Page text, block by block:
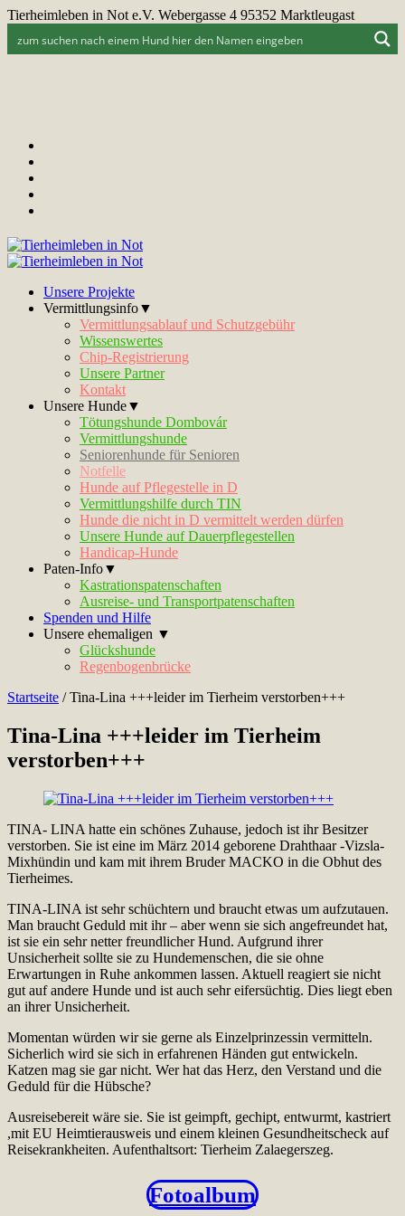
Tierheimleben in Not e.V. Webergasse 4 95352 Marktleugast
Unsere Projekte
Vermittlungsinfo▼
Vermittlungsablauf und Schutzgebühr
Wissenswertes
Chip-Registrierung
Unsere Partner
Kontakt
Unsere Hunde▼
Tötungshunde Dombovár
Vermittlungshunde
Seniorenhunde für Senioren
Notfelle
Hunde auf Pflegestelle in D
Vermittlungshilfe durch TIN
Hunde die nicht in D vermittelt werden dürfen
Unsere Hunde auf Dauerpflegestellen
Handicap-Hunde
Paten-Info▼
Kastrationspatenschaften
Ausreise- und Transportpatenschaften
Spenden und Hilfe
Unsere ehemaligen ▼
Glückshunde
Regenbogenbrücke
Startseite /Tina-Lina +++leider im Tierheim verstorben+++
Tina-Lina +++leider im Tierheim
verstorben+++
TINA- LINA hatte ein schönes Zuhause, jedoch ist ihr Besitzer
verstorben. Sie ist eine im März 2014 geborene Drahthaar -Vizsla-
Mixhündin und kam mit ihrem Bruder MACKO in die Obhut des
Tierheimes.
TINA-LINA ist sehr schüchtern und braucht etwas um aufzutauen.
Man braucht Geduld mit ihr – aber wenn sie sich angefreundet hat,
ist sie ein sehr netter freundlicher Hund. Aufgrund ihrer
Unsicherheit sollte sie zu Hundemenschen, die sie ohne
Erwartungen in Ruhe ankommen lassen. Aktuell reagiert sie nicht
gut auf andere Hunde und ist auch sehr eifersüchtig. Dies liegt eben
an ihrer Unsicherheit.
Momentan würden wir sie gerne als Einzelprinzessin vermitteln.
Sicherlich wird sie sich in erfahrenen Händen gut entwickeln.
Katzen mag sie gar nicht. Wer hat das Herz, den Verstand und die
Geduld für die Hübsche?
Ausreisebereit wäre sie. Sie ist geimpft, gechipt, entwurmt, kastriert
,mit EU Heimtierausweis und einem kleinen Gesundheitscheck auf
Reisekrankheiten. Aufenthaltsort: Tierheim Zalaegerszeg.
Fotoalbum